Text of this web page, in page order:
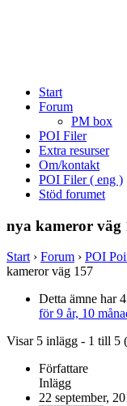
Start
Forum
PM box
POI Filer
Extra resurser
Om/kontakt
POI Filer ( eng )
Stöd forumet
nya kameror väg
Start › Forum › POI
kameror väg 157
Detta ämne har
för 9 år, 10
Visar 5 inlägg - 1 till 5
Författare
Inlägg
22 september,